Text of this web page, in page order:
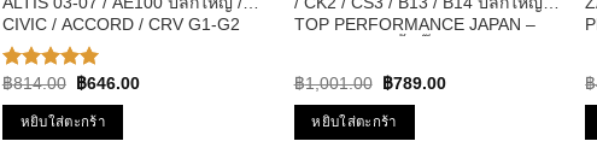
CIVIC / ACCORD / CRV G1-G2
รหัส TPFT-004 – TOP
PERFPRMANCE JAPAN
ให้คะแนน
5.00ตั้งแต่
1-5
คะแนน
฿814.00 Original
was:
฿814.00.
฿646.00Current
หยิบใส่ตะกร้า
TOP PERFORMANCE JAPAN –
฿1,001.00 Original
was:
฿1,001.00.
฿789.00Current
หยิบใส่ตะกร้า
฿